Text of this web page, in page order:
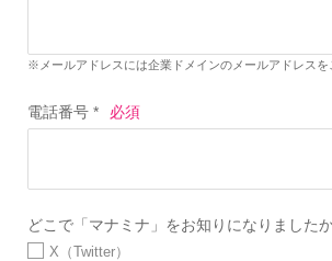
※メールアドレスには企業ドメインのメールアドレスを
電話番号 *
どこで「マナミナ」をお知りになりました
X（Twitter）